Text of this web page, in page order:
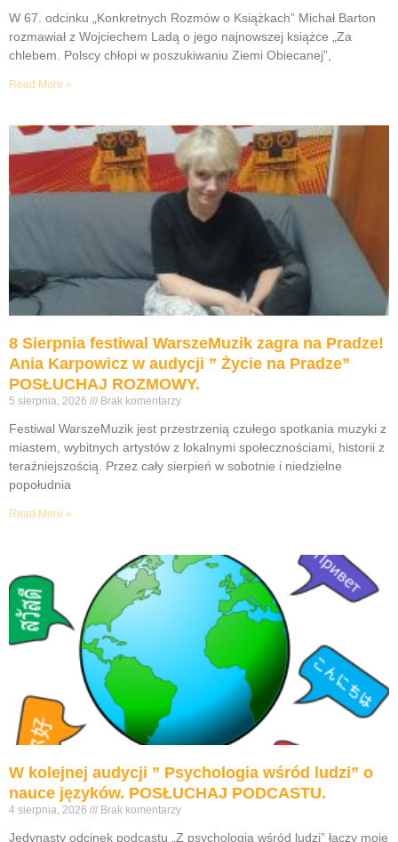
W 67. odcinku „Konkretnych Rozmów o Książkach” Michał Barton
rozmawiał z Wojciechem Ladą o jego najnowszej książce „Za
chlebem. Polscy chłopi w poszukiwaniu Ziemi Obiecanej”,
Read More »
8 Sierpnia festiwal WarszeMuzik zagra na Pradze!
Ania Karpowicz w audycji ” Życie na Pradze”
POSŁUCHAJ ROZMOWY.
5 sierpnia, 2026 Brak komentarzy
Festiwal WarszeMuzik jest przestrzenią czułego spotkania muzyki z
miastem, wybitnych artystów z lokalnymi społecznościami, historii z
teraźniejszością. Przez cały sierpień w sobotnie i niedzielne
popołudnia
Read More »
W kolejnej audycji ” Psychologia wśród ludzi” o
nauce języków. POSŁUCHAJ PODCASTU.
4 sierpnia, 2026 Brak komentarzy
Jedynasty odcinek podcastu „Z psychologią wśród ludzi” łączy moje